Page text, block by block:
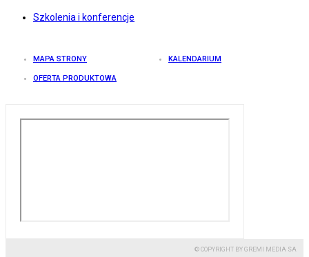
Szkolenia i konferencje
MAPA STRONY KALENDARIUM
OFERTA PRODUKTOWA
© COPYRIGHT BY GREMI MEDIA SA